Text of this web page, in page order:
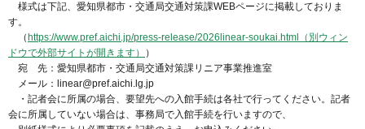
様式は下記、愛知県都市・交通局交通対策課WEBページに掲載しておりま
す。
（ https://www.pref.aichi.jp/press-release/2026linear-soukai.html（別ウィン
ドウで外部サイトが開きます）
）
宛 先：愛知県都市・交通局交通対策課リニア事業推進室
メール：linear@pref.aichi.lg.jp
・記者会に所属の場合、要望先への入館手続は各社で行ってください。記者
会に所属していない場合は、事務局で入館手続を行いますので、